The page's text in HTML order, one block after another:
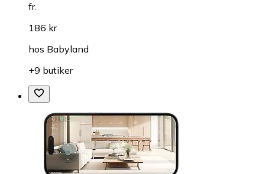
fr.
186 kr
hos Babyland
+9 butiker